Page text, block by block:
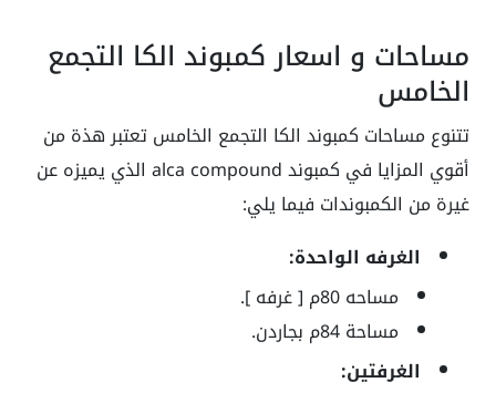
مساحات و اسعار كمبوند الكا التجمع
الخامس
تتنوع مساحات كمبوند الكا التجمع الخامس تعتبر هذة من
أقوي المزايا في كمبوند alca compound الذي يميزه عن
غيرة من الكمبوندات فيما يلي:
الغرفه الواحدة:
مساحه 80م [ غرفه ].
مساحة 84م بجاردن.
الغرفتين: